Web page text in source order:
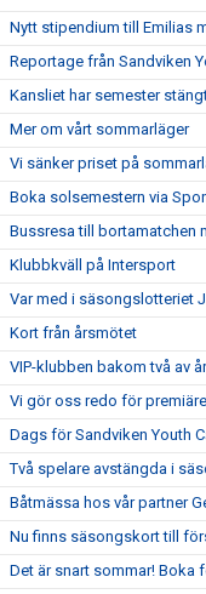
Nytt stipendium till Emilias
Reportage från Sandviken
Kansliet har semester stängt
Mer om vårt sommarläger
Vi sänker priset på
Boka solsemestern via
Bussresa till bortamatchen
Klubbkväll på Intersport
Var med i säsongslotteriet
Kort från årsmötet
VIP-klubben bakom två av
Vi gör oss redo för
Dags för Sandviken Youth
Två spelare avstängda i
Båtmässa hos vår partner
Nu finns säsongskort till
Det är snart sommar! Boka